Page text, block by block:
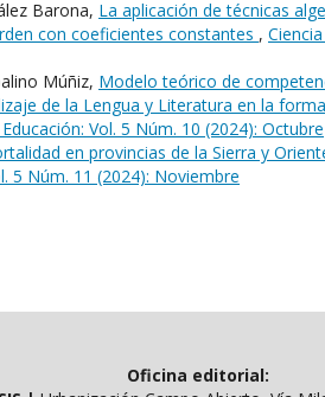
Barona, La aplicación de técnicas
con coeficientes constantes ,
Múñiz, Modelo teórico de
de la Lengua y Literatura en la
Vol. 5 Núm. 10 (2024): Octubre
en provincias de la Sierra y
5 Núm. 11 (2024): Noviembre
Oficina editorial: